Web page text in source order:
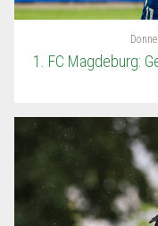
1. FC Magdeburg: